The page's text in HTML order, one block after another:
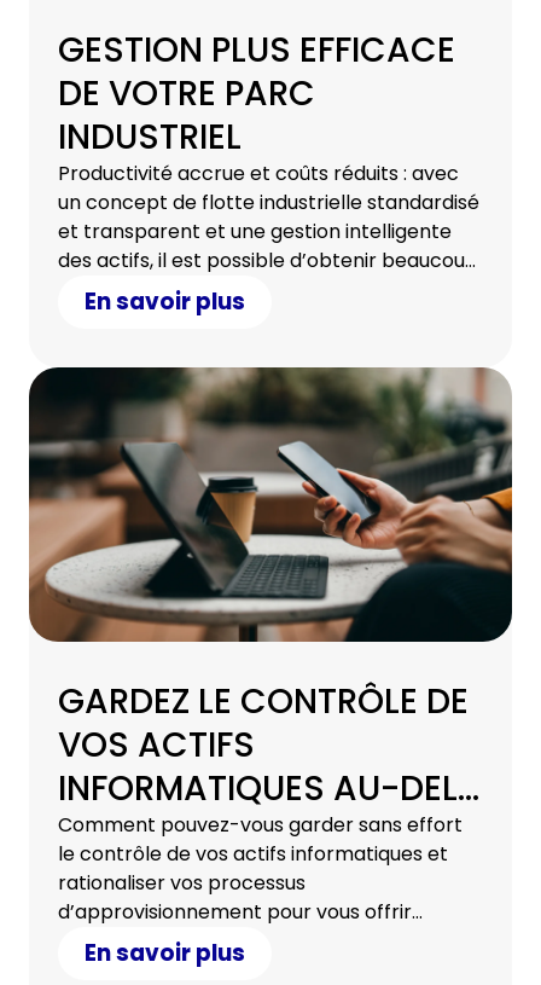
GESTION PLUS EFFICACE
DE VOTRE PARC
INDUSTRIEL
Productivité accrue et coûts réduits : avec
un concept de flotte industrielle standardisé
et transparent et une gestion intelligente
des actifs, il est possible d’obtenir beaucoup
en termes d’efficacité.
En savoir plus
GARDEZ LE CONTRÔLE DE
VOS ACTIFS
INFORMATIQUES AU-DELÀ
DES FRONTIÈRES
INTERNATIONALES
Comment pouvez-vous garder sans effort
le contrôle de vos actifs informatiques et
rationaliser vos processus
d’approvisionnement pour vous offrir
flexibilité et contrôle ? Avec nous, c’est
possible.
En savoir plus